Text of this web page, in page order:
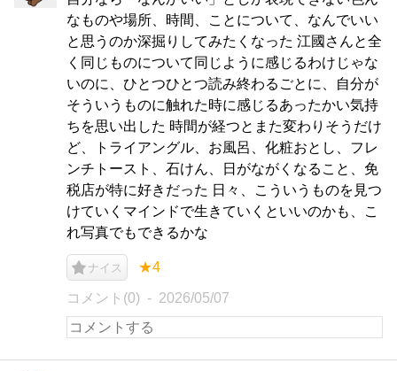
なものや場所、時間、ことについて、なんでいい
と思うのか深掘りしてみたくなった 江國さんと全
く同じものについて同じように感じるわけじゃな
いのに、ひとつひとつ読み終わるごとに、自分が
そういうものに触れた時に感じるあったかい気持
ちを思い出した 時間が経つとまた変わりそうだけ
ど、トライアングル、お風呂、化粧おとし、フレ
ンチトースト、石けん、日がながくなること、免
税店が特に好きだった 日々、こういうものを見つ
けていくマインドで生きていくといいのかも、こ
れ写真でもできるかな
ナイス ★4
コメント(0) 2026/05/07